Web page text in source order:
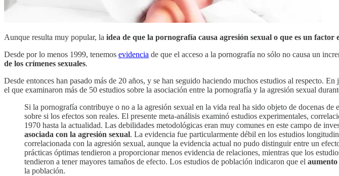
Aunque resulta muy popular, la idea de que la pornografía causa agresión sexual o que es un
Desde por lo menos 1999, tenemos evidencia de que el acceso a la pornografía no sólo no causa un
de los crímenes sexuales.
Desde entonces han pasado más de 20 años, y se han seguido haciendo muchos estudios al respecto.
el que examinaron más de 50 estudios sobre la asociación entre la pornografía y la agresión sexual
Si la pornografía contribuye o no a la agresión sexual en la vida real ha sido objeto de docenas
sobre si los efectos son reales. El presente meta-análisis examinó estudios experimentales,
1970 hasta la actualidad. Las debilidades metodológicas eran muy comunes en este campo de
asociada con la agresión sexual. La evidencia fue particularmente débil en los estudios
correlacionada con la agresión sexual, aunque la evidencia actual no pudo distinguir entre un
prácticas óptimas tendieron a proporcionar menos evidencia de relaciones, mientras que los
tendieron a tener mayores tamaños de efecto. Los estudios de población indicaron que el
la población.